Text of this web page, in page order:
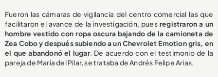
Fueron las cámaras de vigilancia del centro comercial las que
facilitaron el avance de la investigación, pues registraron a un
hombre vestido con ropa oscura bajando de la camioneta de
Zea Cobo y después subiendo a un Chevrolet Emotion gris, en
el que abandonó el lugar. De acuerdo con el testimonio de la
pareja de María del Pilar, se trataba de Andrés Felipe Arias.